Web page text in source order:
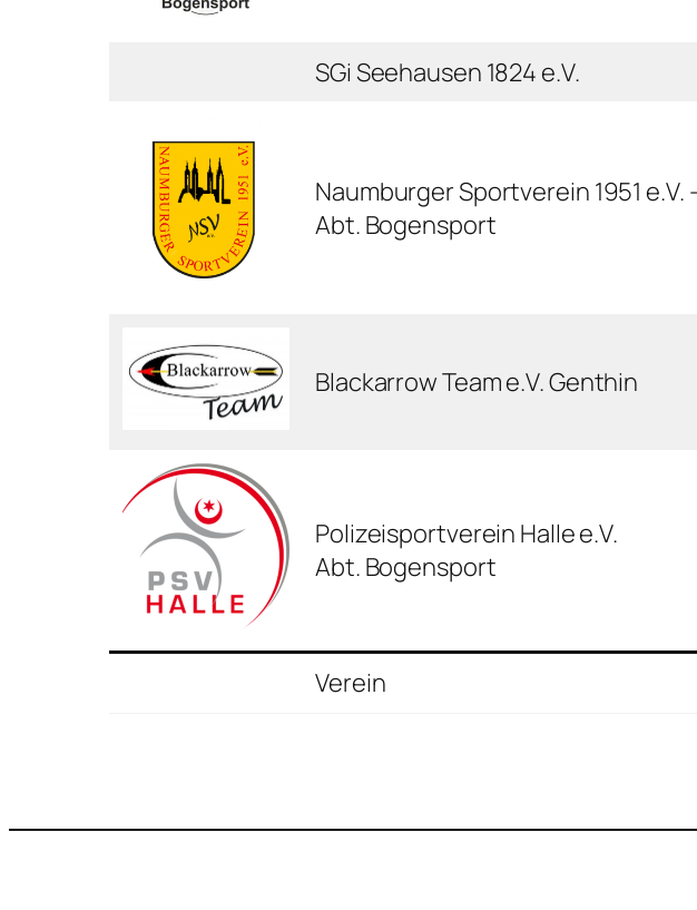
SGi Seehausen 1824 e.V.
Naumburger Sportverein 1951 e.V.
Abt. Bogensport
Blackarrow Team e.V. Genthin
Polizeisportverein Halle e.V.
Abt. Bogensport
Verein